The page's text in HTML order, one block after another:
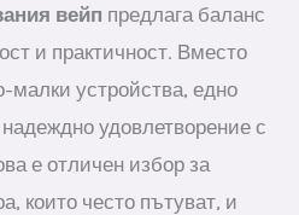
вейп предлага баланс
и практичност. Вместо
малки устройства, едно
удовлетворение с
е отличен избор за
които често пътуват, и